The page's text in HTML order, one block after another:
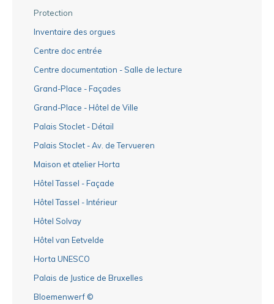
Protection
Inventaire des orgues
Centre doc entrée
Centre documentation - Salle de lecture
Grand-Place - Façades
Grand-Place - Hôtel de Ville
Palais Stoclet - Détail
Palais Stoclet - Av. de Tervueren
Maison et atelier Horta
Hôtel Tassel - Façade
Hôtel Tassel - Intérieur
Hôtel Solvay
Hôtel van Eetvelde
Horta UNESCO
Palais de Justice de Bruxelles
Bloemenwerf ©